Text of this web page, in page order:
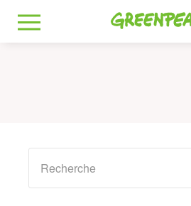
Greenpeace
MENU